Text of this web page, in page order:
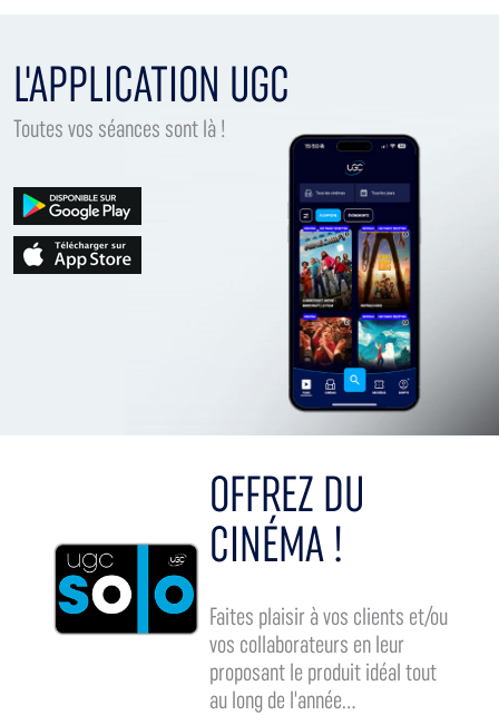
L'APPLICATION UGC
Toutes vos séances sont là !
OFFREZ DU
CINÉMA !
Faites plaisir à vos clients et/ou
vos collaborateurs en leur
proposant le produit idéal tout
au long de l'année...